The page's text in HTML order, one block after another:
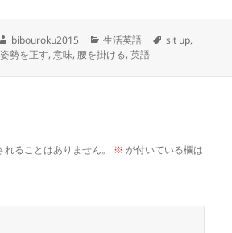
作
成
bibouroku2015
カ
テ
生活英語
タ
sit up,
姿勢を正す,意味, 腰を掛ける,英語
ることはありません。 ※ が付いている欄は